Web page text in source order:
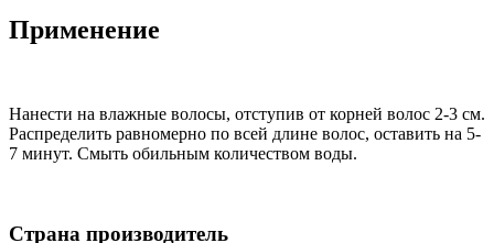
Применение
Нанести на влажные волосы, отступив от корней волос 2-3 см.
Распределить равномерно по всей длине волос, оставить на 5-
7 минут. Смыть обильным количеством воды.
Страна производитель